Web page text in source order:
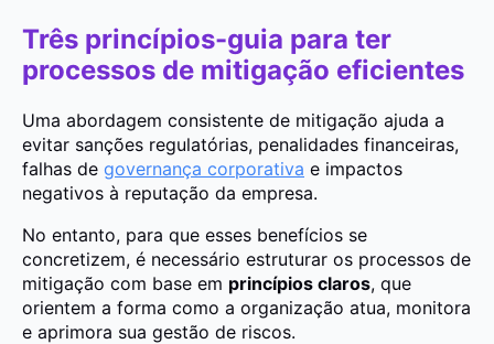
Três princípios-guia para ter
processos de mitigação eficientes
Uma abordagem consistente de mitigação ajuda a
evitar sanções regulatórias, penalidades financeiras,
falhas de governança corporativa e impactos
negativos à reputação da empresa.
No entanto, para que esses benefícios se
concretizem, é necessário estruturar os processos de
mitigação com base em princípios claros, que
orientem a forma como a organização atua, monitora
e aprimora sua gestão de riscos.